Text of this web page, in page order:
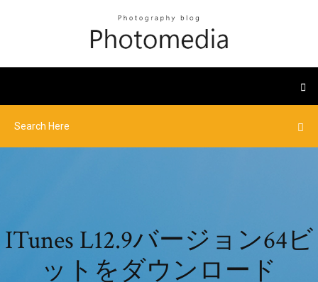
ITunes L12.9バージョン64ビ
ットをダウンロード